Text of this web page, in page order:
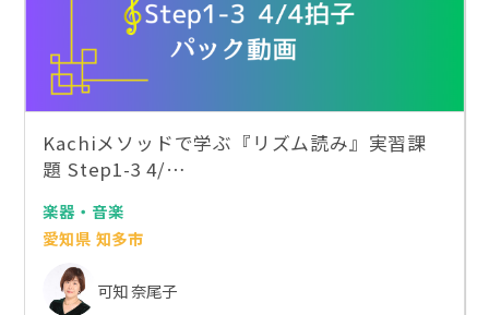
Kachiメソッドで学ぶ『リズム読み』実習課
題 Step1-3 4/…
楽器・音楽
愛知県 知多市
可知 奈尾子